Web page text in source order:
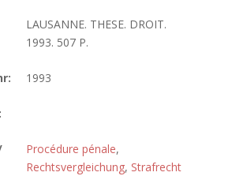
LAUSANNE. THESE. DROIT.
1993. 507 P.
1993
Procédure pénale,
Rechtsvergleichung, Strafrecht